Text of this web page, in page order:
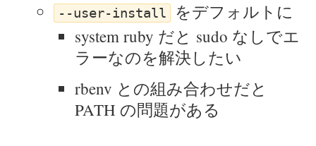
--user-install
をデフォルトに
system ruby だと sudo なしでエ
ラーなのを解決したい
rbenv との組み合わせだと
PATH の問題がある